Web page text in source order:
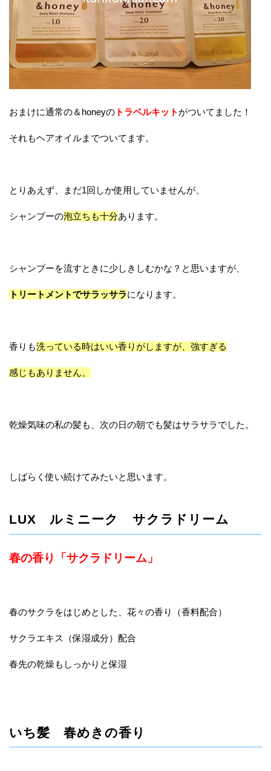
おまけに通常の＆honeyの トラベルキット がついてました！
それもヘアオイルまでついてます。
とりあえず、まだ1回しか使用していませんが、
シャンプーの泡立ちも十分あります。
シャンプーを流すときに少しきしむかな？と思いますが、
トリートメントでサラッサラになります。
香りも洗っている時はいい香りがしますが、強すぎる
感じもありません。
乾燥気味の私の髪も、次の日の朝でも髪はサラサラでした。
しばらく使い続けてみたいと思います。
LUX ルミニーク サクラドリーム
春の香り「サクラドリーム」
春のサクラをはじめとした、花々の香り（香料配合）
サクラエキス（保湿成分）配合
春先の乾燥もしっかりと保湿
いち髪 春めきの香り